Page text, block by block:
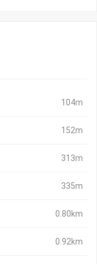
104m
152m
313m
335m
0.80km
0.92km